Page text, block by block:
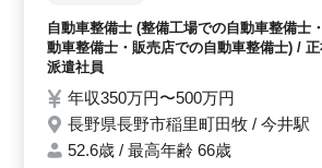
備業務 ・定期点検整備、
応 ・部品の交換・取り
考】 取扱車種：軽自動車
出勤可能 検査員資格をお
優遇いたします 皆様のご
おります♪
自動車整備士 (整備工場での自動車整備士
動車整備士・販売店での自動車整備士) / 正
派遣社員
年収350万円〜500万円
長野県長野市稲里町田牧 / 今井駅
52.6歳 / 最高年齢 66歳